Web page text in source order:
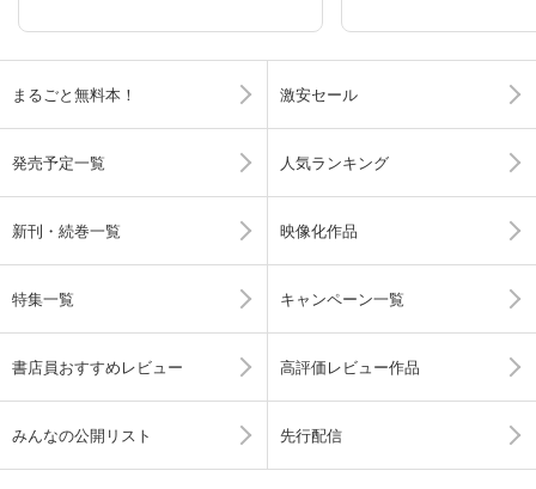
まるごと無料本！ 激安セール
発売予定一覧 人気ランキング
新刊・続巻一覧 映像化作品
特集一覧 キャンペーン一覧
書店員おすすめレビュー 高評価レビュー作品
みんなの公開リスト 先行配信